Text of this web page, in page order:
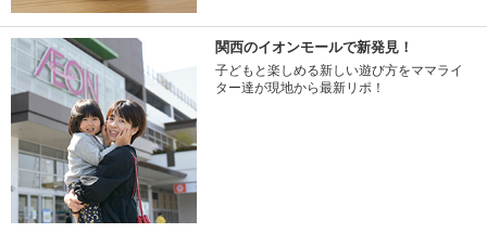
関西のイオンモールで新発見！
子どもと楽しめる新しい遊び方をママライ
ター達が現地から最新リポ！